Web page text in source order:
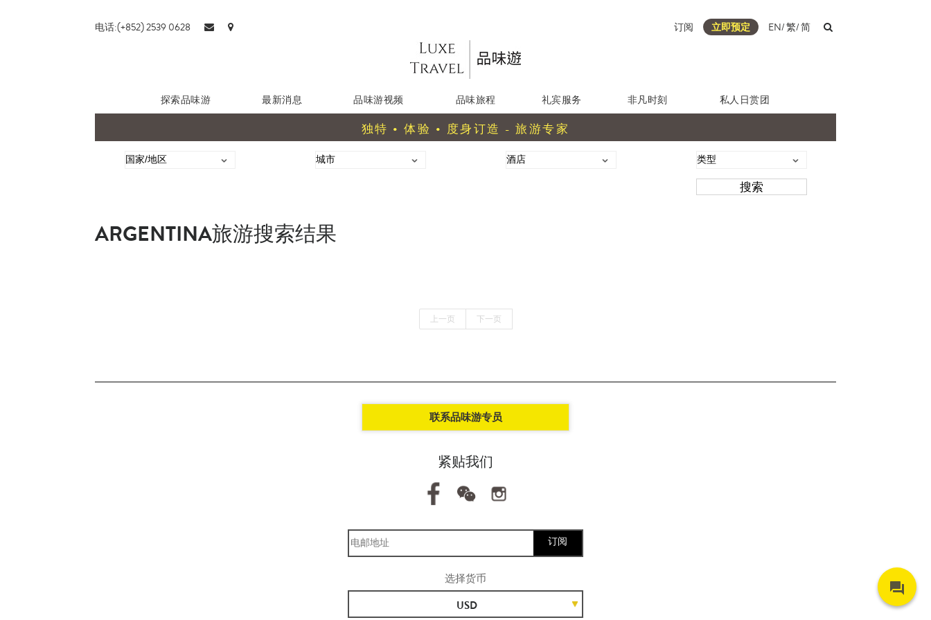
电话:(+852) 2539 0628 订阅 立即预定 EN/繁/简
探索品味游 最新消息 品味游视频 品味旅程 礼宾服务 非凡时刻 私人日赏团
独特 • 体验 • 度身订造 - 旅游专家
ARGENTINA旅游搜索结果
上一页 下一页
联系品味游专员
紧贴我们
订阅
选择货币
USD